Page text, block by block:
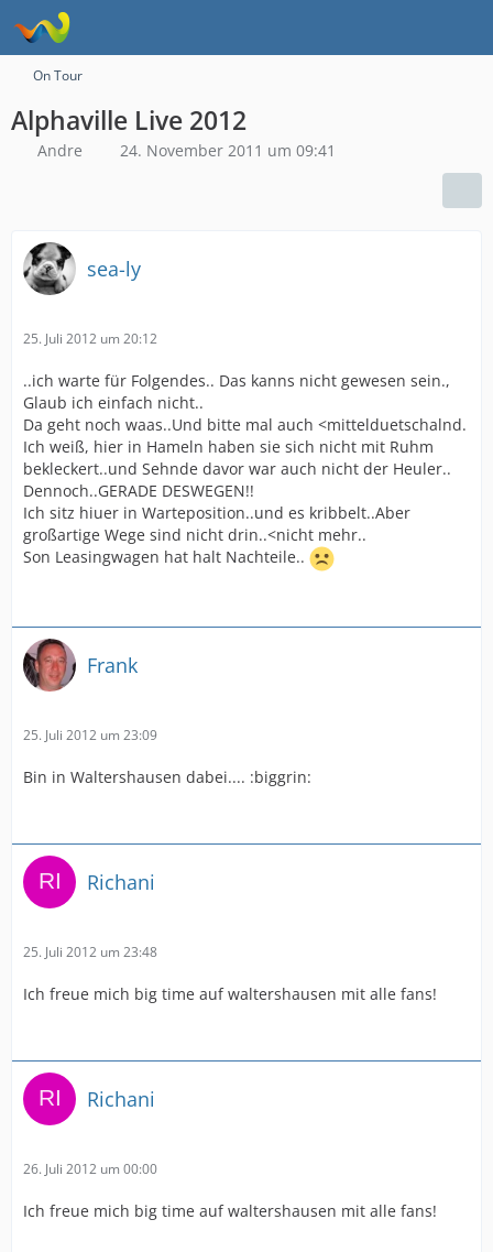
On Tour
Alphaville Live 2012
Andre 24. November 2011 um 09:41
sea-ly
25. Juli 2012 um 20:12
..ich warte für Folgendes.. Das kanns nicht gewesen sein.,
Glaub ich einfach nicht..
Da geht noch waas..Und bitte mal auch <mittelduetschalnd.
Ich weiß, hier in Hameln haben sie sich nicht mit Ruhm
bekleckert..und Sehnde davor war auch nicht der Heuler..
Dennoch..GERADE DESWEGEN!!
Ich sitz hiuer in Warteposition..und es kribbelt..Aber
großartige Wege sind nicht drin..<nicht mehr..
Son Leasingwagen hat halt Nachteile..
Frank
25. Juli 2012 um 23:09
Bin in Waltershausen dabei.... :biggrin:
Richani
25. Juli 2012 um 23:48
Ich freue mich big time auf waltershausen mit alle fans!
Richani
26. Juli 2012 um 00:00
Ich freue mich big time auf waltershausen mit alle fans!